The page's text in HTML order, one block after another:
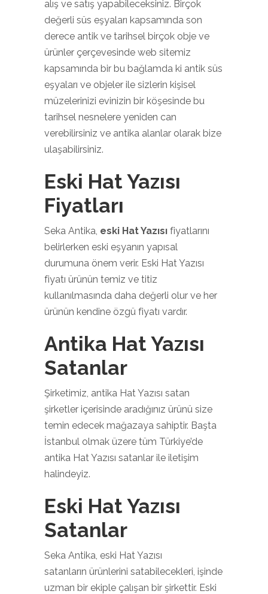
alış ve satış yapabileceksiniz. Birçok
değerli süs eşyaları kapsamında son
derece antik ve tarihsel birçok obje ve
ürünler çerçevesinde web sitemiz
kapsamında bir bu bağlamda ki antik süs
eşyaları ve objeler ile sizlerin kişisel
müzelerinizi evinizin bir köşesinde bu
tarihsel nesnelere yeniden can
verebilirsiniz ve antika alanlar olarak bize
ulaşabilirsiniz.
Eski Hat Yazısı
Fiyatları
Seka Antika, eski Hat Yazısı fiyatlarını
belirlerken eski eşyanın yapısal
durumuna önem verir. Eski Hat Yazısı
fiyatı ürünün temiz ve titiz
kullanılmasında daha değerli olur ve her
ürünün kendine özgü fiyatı vardır.
Antika Hat Yazısı
Satanlar
Şirketimiz, antika Hat Yazısı satan
şirketler içerisinde aradığınız ürünü size
temin edecek mağazaya sahiptir. Başta
İstanbul olmak üzere tüm Türkiye’de
antika Hat Yazısı satanlar ile iletişim
halindeyiz.
Eski Hat Yazısı
Satanlar
Seka Antika, eski Hat Yazısı
satanların ürünlerini satabilecekleri, işinde
uzman bir ekiple çalışan bir şirkettir. Eski